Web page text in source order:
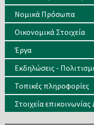
Νομικά Πρόσωπα
Οικονομικά Στοιχεία
Έργα
Εκδηλώσεις -
Τοπικές πληροφορίες
Στοιχεία